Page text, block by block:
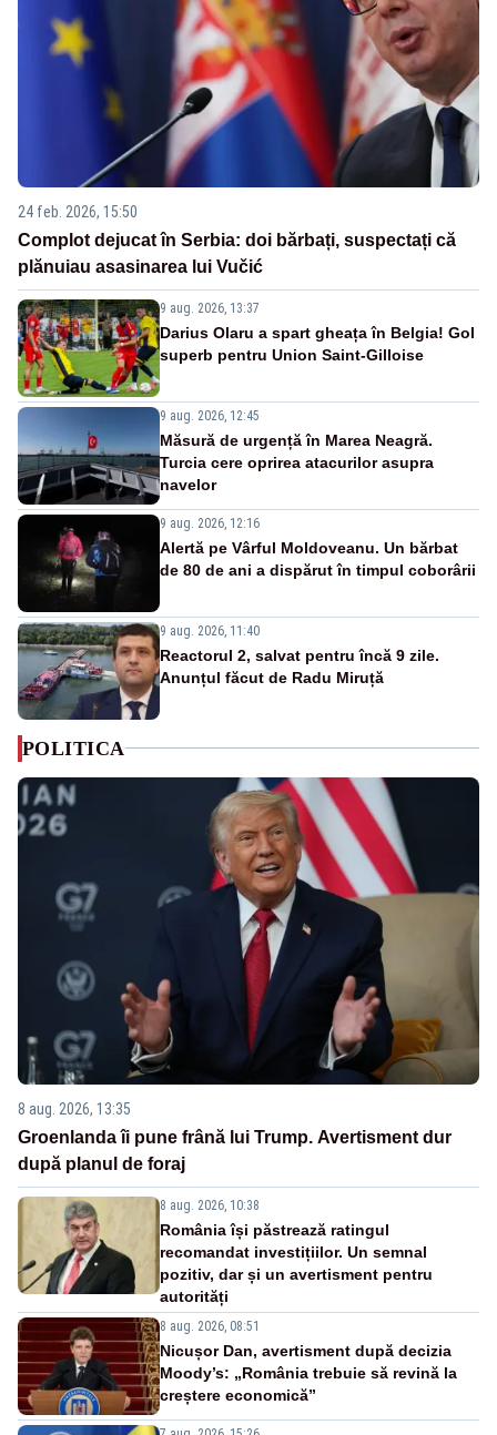
24 feb. 2026, 15:50
Complot dejucat în Serbia: doi bărbați, suspectați că
plănuiau asasinarea lui Vučić
9 aug. 2026, 13:37
Darius Olaru a spart gheața în Belgia! Gol
superb pentru Union Saint-Gilloise
9 aug. 2026, 12:45
Măsură de urgență în Marea Neagră.
Turcia cere oprirea atacurilor asupra
navelor
9 aug. 2026, 12:16
Alertă pe Vârful Moldoveanu. Un bărbat
de 80 de ani a dispărut în timpul coborârii
9 aug. 2026, 11:40
Reactorul 2, salvat pentru încă 9 zile.
Anunțul făcut de Radu Miruță
POLITICA
8 aug. 2026, 13:35
Groenlanda îi pune frână lui Trump. Avertisment dur
după planul de foraj
8 aug. 2026, 10:38
România își păstrează ratingul
recomandat investițiilor. Un semnal
pozitiv, dar și un avertisment pentru
autorități
8 aug. 2026, 08:51
Nicușor Dan, avertisment după decizia
Moody’s: „România trebuie să revină la
creștere economică”